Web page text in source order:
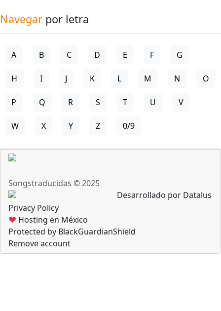
Navegar por letra
A B C D E F G
H I J K L M N O
P Q R S T U V
W X Y Z 0/9
Songstraducidas © 2025
Desarrollado por Datalus
Privacy Policy
♥ Hosting en México
Protected by BlackGuardianShield
Remove account